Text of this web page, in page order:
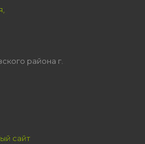
района г.
сайт